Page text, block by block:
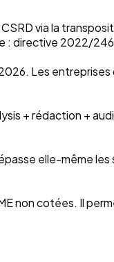
via la
: directive 2022/
Les
+ rédaction +
elle-même
non cotées. Il